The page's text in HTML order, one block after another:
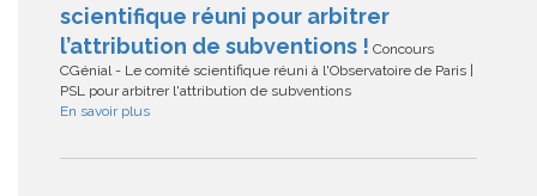
scientifique réuni pour arbitrer
l’attribution de subventions ! Concours
CGénial - Le comité scientifique réuni à l'Observatoire de Paris |
PSL pour arbitrer l'attribution de subventions
En savoir plus